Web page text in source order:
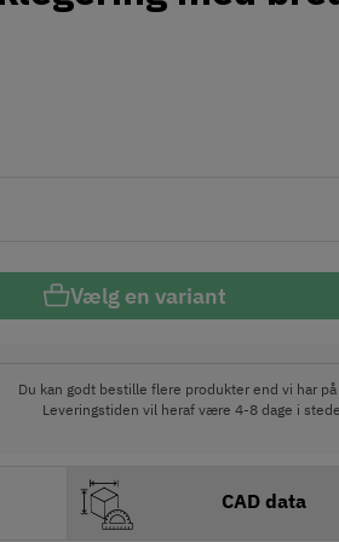
Vælg en variant
Du kan godt bestille flere produkter end vi har på
Leveringstiden vil heraf være 4-8 dage i
CAD data